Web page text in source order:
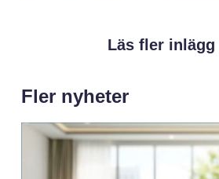
Läs fler inlägg
Fler nyheter